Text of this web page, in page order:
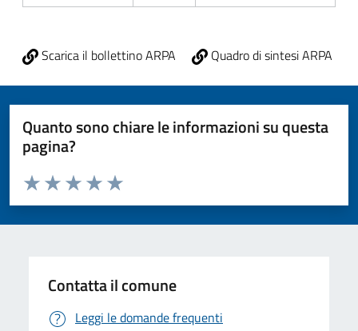
Scarica il bollettino ARPA Quadro di sintesi ARPA
Quanto sono chiare le informazioni su questa
pagina?
Valuta da 1 a 5 stelle la pagina
Valuta 5 stelle su 5
Valuta 4 stelle su 5
Valuta 3 stelle su 5
Valuta 2 stelle su 5
Valuta 1 stelle su 5
Contatta il comune
Leggi le domande frequenti